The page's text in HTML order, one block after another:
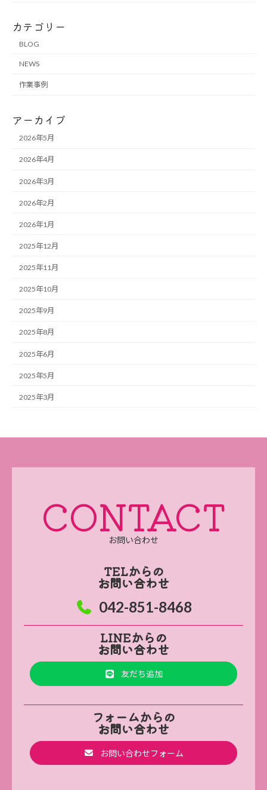
カテゴリー
BLOG
NEWS
作業事例
アーカイブ
2026年5月
2026年4月
2026年3月
2026年2月
2026年1月
2025年12月
2025年11月
2025年10月
2025年9月
2025年8月
2025年6月
2025年5月
2025年3月
CONTACT
お問い合わせ
TELからの
お問い合わせ
042-851-8468
LINEからの
お問い合わせ
友だち追加
フォームからの
お問い合わせ
お問い合わせフォーム